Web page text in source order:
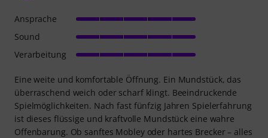
Eine weite und komfortable Öffnung. Ein Mundstück, das
überraschend weich oder scharf klingt. Beeindruckende
Spielmöglichkeiten. Nach fast fünfzig Jahren Spielerfahrung
ist dieses flüssige und kraftvolle Mundstück eine wahre
Offenbarung. Ob sanftes Mobley oder hartes Brecker – alles
Ansprache
Sound
Verarbeitung